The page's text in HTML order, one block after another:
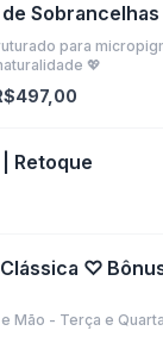
para
💖
Retoque
♡
Mão - Terça e